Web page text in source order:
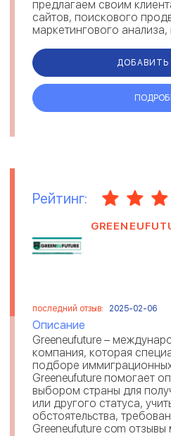
предлагаем своим
сайтов, поискового
маркетингового анализа,
внедрения эффективных
ДОБАВИТЬ
Рейтинг:
последний отзыв: 2025-02-06
Описание
Greeneufuture –
компания, которая
подборе
Greeneufuture помогает
выбором страны для
или другого статуса,
обстоятельства,
Greeneufuture com